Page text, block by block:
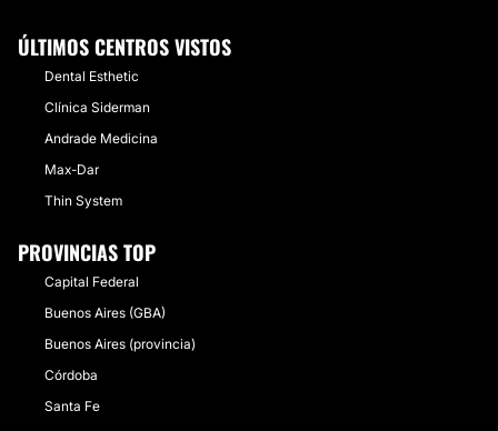
ÚLTIMOS CENTROS VISTOS
Dental Esthetic
Clínica Siderman
Andrade Medicina
Max-Dar
Thin System
PROVINCIAS TOP
Capital Federal
Buenos Aires (GBA)
Buenos Aires (provincia)
Córdoba
Santa Fe